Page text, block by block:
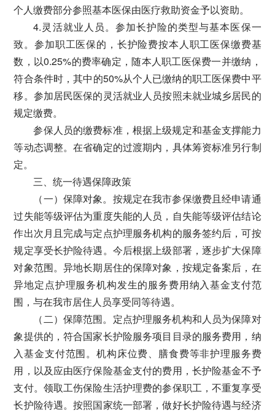
个人缴费部分参照基本医保由医疗救助资金予以资助。
4.灵活就业人员。参加长护险的类型与基本医保一
致。参加职工医保的，长护险费按本人职工医保缴费基
数，以0.25%的费率确定，随本人职工医保费一并缴纳，
符合条件时，其中的50%从个人已缴纳的职工医保费中平
移。参加居民医保的灵活就业人员按照未就业城乡居民的
规定缴费。
参保人员的缴费标准，根据上级规定和基金支撑能力
等动态调整。在省确定的过渡期内，具体筹资标准另行制
定。
三、统一待遇保障政策
（一）保障对象。按规定在我市参保缴费且经申请通
过失能等级评估为重度失能的人员，自失能等级评估结论
作出次月且完成与定点护理服务机构的服务签约后，可按
规定享受长护险待遇。今后根据上级部署，逐步扩大保障
对象范围。异地长期居住的保障对象，按规定备案后，在
异地定点护理服务机构发生的服务费用纳入基金支付范
围，与在我市居住人员享受同等待遇。
（二）保障范围。定点护理服务机构和人员为保障对
象提供的，符合国家长护险服务项目目录的服务费用，纳
入基金支付范围。机构床位费、膳食费等非护理服务费
用，以及应由医疗保险基金支付的费用，长护险基金不予
支付。领取工伤保险生活护理费的参保职工，不重复享受
长护险待遇。按照国家统一部署，做好长护险待遇与经济